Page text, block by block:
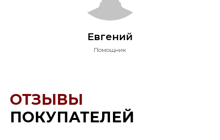
Евгений
Помощник
ОТЗЫВЫ
ПОКУПАТЕЛЕЙ